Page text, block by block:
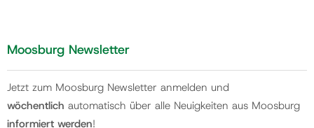
Moosburg Newsletter
Jetzt zum Moosburg Newsletter anmelden und
wöchentlich automatisch über alle Neuigkeiten aus Moosburg
informiert werden!